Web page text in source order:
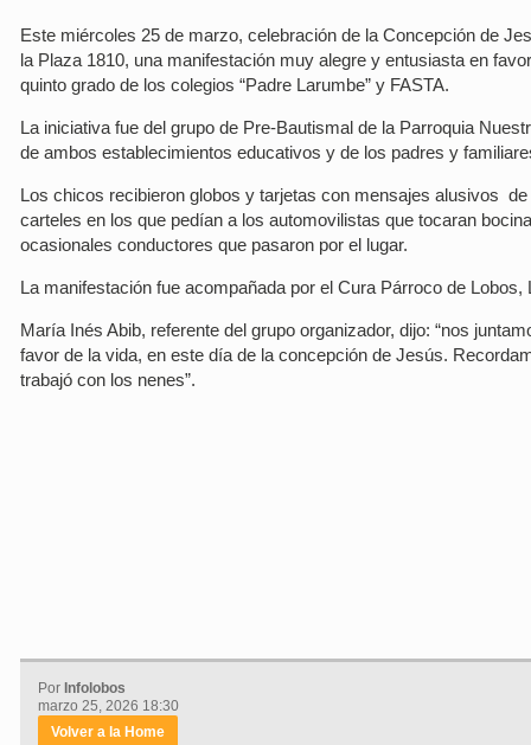
Este miércoles 25 de marzo, celebración de la Concepción de
la Plaza 1810, una manifestación muy alegre y entusiasta en
quinto grado de los colegios “Padre Larumbe” y FASTA.
La iniciativa fue del grupo de Pre-Bautismal de la Parroquia
de ambos establecimientos educativos y de los padres y
Los chicos recibieron globos y tarjetas con mensajes alusivos
carteles en los que pedían a los automovilistas que tocaran
ocasionales conductores que pasaron por el lugar.
La manifestación fue acompañada por el Cura Párroco de
María Inés Abib, referente del grupo organizador, dijo: “nos
favor de la vida, en este día de la concepción de Jesús.
trabajó con los nenes”.
Por Infolobos
marzo 25, 2026 18:30
Volver a la Home